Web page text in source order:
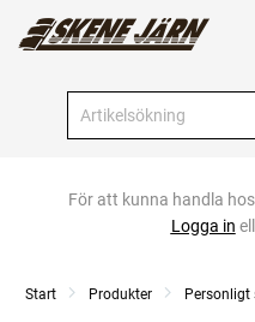
För att kunna handla
Logga in
Start Produkter Personligt